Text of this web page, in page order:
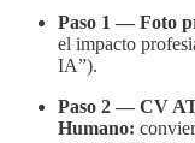
Paso 1 — Foto
el impacto
IA”).
Paso 2 — CV
Humano: